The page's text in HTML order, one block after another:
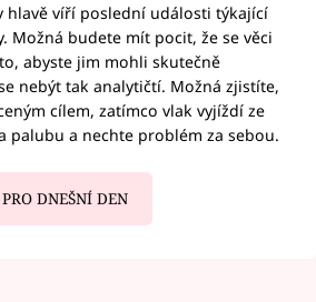
hlavě víří poslední události týkající
Možná budete mít pocit, že se věci
abyste jim mohli skutečně
nebýt tak analytičtí. Možná zjistíte,
cílem, zatímco vlak vyjíždí ze
palubu a nechte problém za sebou.
DNEŠNÍ DEN